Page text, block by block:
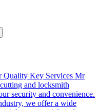
Quality Key Services Mr
and locksmith
security and convenience.
we offer a wide